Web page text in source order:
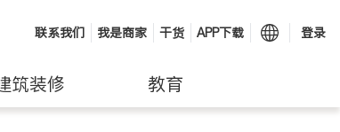
联系我们 我是商家 干货 APP下载 登录
筑装修 教育